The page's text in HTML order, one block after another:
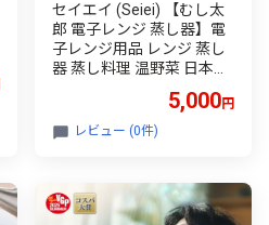
セイエイ (Seiei) 【むし太
郎 電子レンジ 蒸し器】電
子レンジ用品 レンジ 蒸し
器 蒸し料理 温野菜 日本製
理用品 キッチンツール 大
阪府高槻市/清水産業株式
5,000円
レビュー (0件)